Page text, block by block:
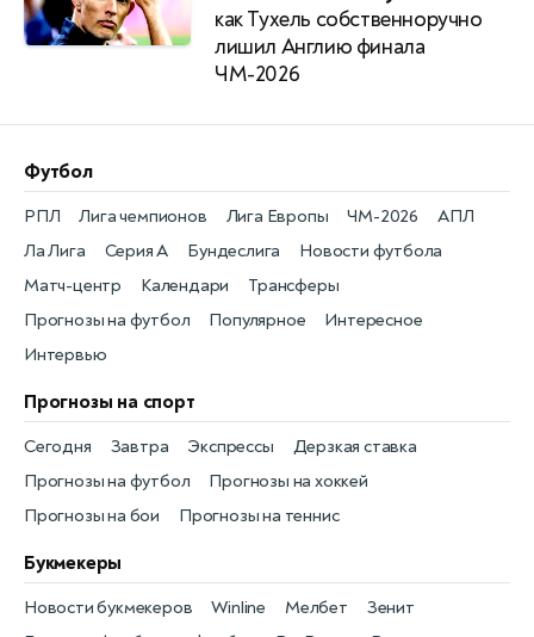
как Тухель собственноручно
лишил Англию финала
ЧМ-2026
Футбол
Новости футбола
РПЛ
Матч-центр
Лига чемпионов
Календари
Лига Европы
Трансферы
ЧМ-2026
Прогнозы на футбол
АПЛ
Популярное
Ла Лига
Интересное
Серия А
Интервью
Бундеслига
Прогнозы на спорт
Прогнозы на футбол
Сегодня
Прогнозы на хоккей
Завтра
Прогнозы на бои
Экспрессы
Прогнозы на теннис
Дерзкая ставка
Букмекеры
Новости букмекеров
Winline
Мелбет
Зенит